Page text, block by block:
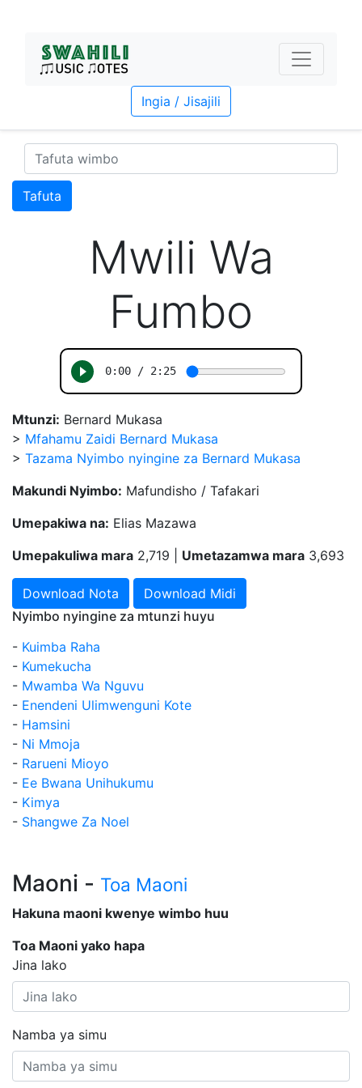
Ingia / Jisajili
Tafuta
Mwili Wa
Fumbo
Mtunzi: Bernard Mukasa
> Mfahamu Zaidi Bernard Mukasa
> Tazama Nyimbo nyingine za Bernard Mukasa
Makundi Nyimbo: Mafundisho / Tafakari
Umepakiwa na: Elias Mazawa
Umepakuliwa mara 2,719 | Umetazamwa mara 3,693
Download Nota
Download Midi
Nyimbo nyingine za mtunzi huyu
- Kuimba Raha
- Kumekucha
- Mwamba Wa Nguvu
- Enendeni Ulimwenguni Kote
- Hamsini
- Ni Mmoja
- Rarueni Mioyo
- Ee Bwana Unihukumu
- Kimya
- Shangwe Za Noel
Maoni - Toa Maoni
Hakuna maoni kwenye wimbo huu
Toa Maoni yako hapa
Jina lako
Namba ya simu